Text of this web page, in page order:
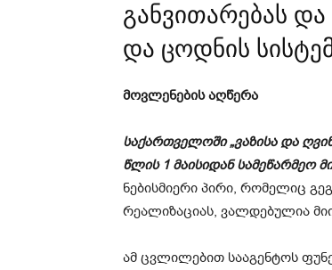
განვითარებას
და ცოდნის
მოვლენების აღწერა
საქართველოში „ვაზისა და
წლის 1 მაისიდან სამეწარმეო
ნებისმიერი პირი, რომელიც
რეალიზაციას, ვალდებულია
ამ ცვლილებით სააგენტოს